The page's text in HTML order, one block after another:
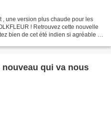
une version plus chaude pour les
! Retrouvez cette nouvelle
bien de cet été indien si agréable ...
nouveau qui va nous